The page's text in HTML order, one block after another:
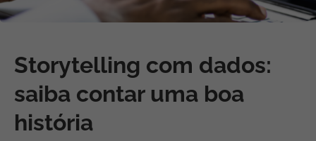
Storytelling com dados:
saiba contar uma boa
história